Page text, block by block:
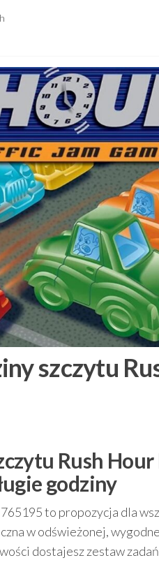
szczytu
Rush
godziny
to propozycja dla
w odświeżonej,
dostajesz zestaw